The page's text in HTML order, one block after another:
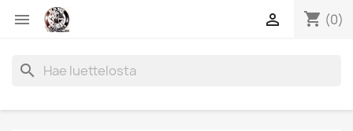
 shopping_cart (0)

search